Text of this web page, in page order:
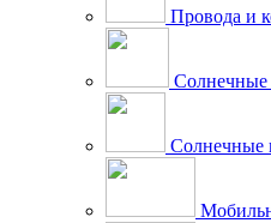
Провода и
Солнечные
Солнечные